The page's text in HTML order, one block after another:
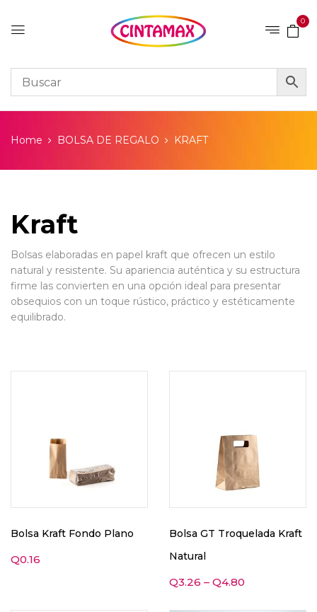
0
Home BOLSA DE REGALO KRAFT
Kraft
Bolsas elaboradas en papel kraft que ofrecen un estilo
natural y resistente. Su apariencia auténtica y su estructura
firme las convierten en una opción ideal para presentar
obsequios con un toque rústico, práctico y estéticamente
equilibrado.
Bolsa Kraft Fondo Plano
Q0.16
Bolsa GT Troquelada Kraft
Natural
Q3.26 – Q4.80